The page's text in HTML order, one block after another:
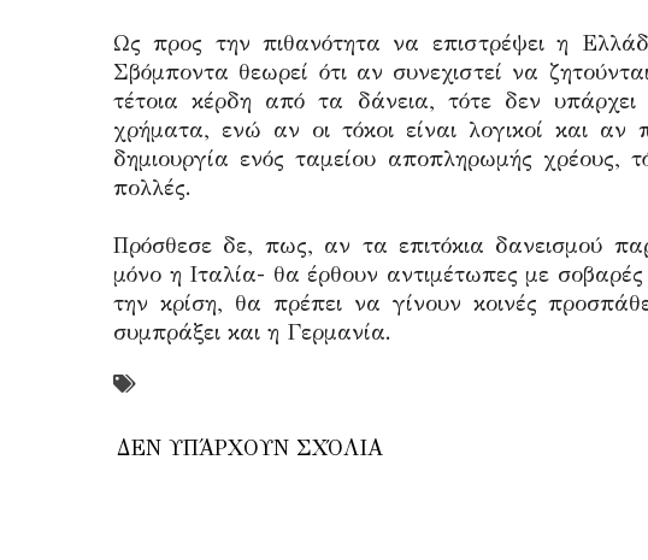
Ως προς την πιθανότητα να επιστρέψει η
Σβόμποντα θεωρεί ότι αν συνεχιστεί να
τέτοια κέρδη από τα δάνεια, τότε δεν
χρήματα, ενώ αν οι τόκοι είναι λογικοί και
δημιουργία ενός ταμείου αποπληρωμής χρέους,
πολλές.
Πρόσθεσε δε, πως, αν τα επιτόκια δανεισμού
μόνο η Ιταλία- θα έρθουν αντιμέτωπες με
την κρίση, θα πρέπει να γίνουν κοινές
συμπράξει και η Γερμανία.
ΔΕΝ ΥΠΆΡΧΟΥΝ ΣΧΌΛΙΑ